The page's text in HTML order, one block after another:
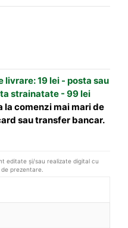
livrare: 19 lei - posta sau
strainatate - 99 lei
la comenzi mai mari de
sau transfer bancar.
editate și/sau realizate digital cu
prezentare.